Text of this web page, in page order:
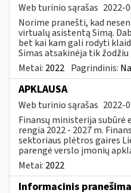
Web turinio sąrašas 2022-
Norime pranešti, kad
virtualų asistentą Simą.
bet kai kam gali rodyti
Simas atsakinėja tik žodžiu
Metai: 2022 Pagrindinis:
APKLAUSA
Web turinio sąrašas 2022-
Finansų ministerija subūrė
rengia 2022 - 2027 m.
sektoriaus plėtros gaires
parengė verslo įmonių
Metai: 2022
Informacinis